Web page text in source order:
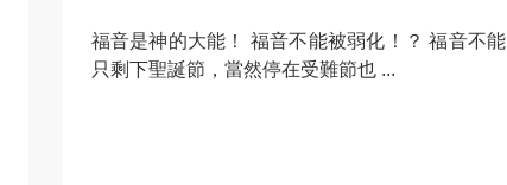
福音是神的大能！ 福音不能被弱化！？ 福音不能
只剩下聖誕節，當然停在受難節也 ...